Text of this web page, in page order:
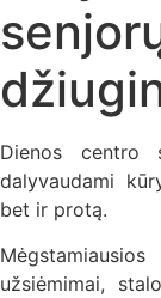
Dienos centro
dalyvaudami
bet ir protą.
užsiėmimai,